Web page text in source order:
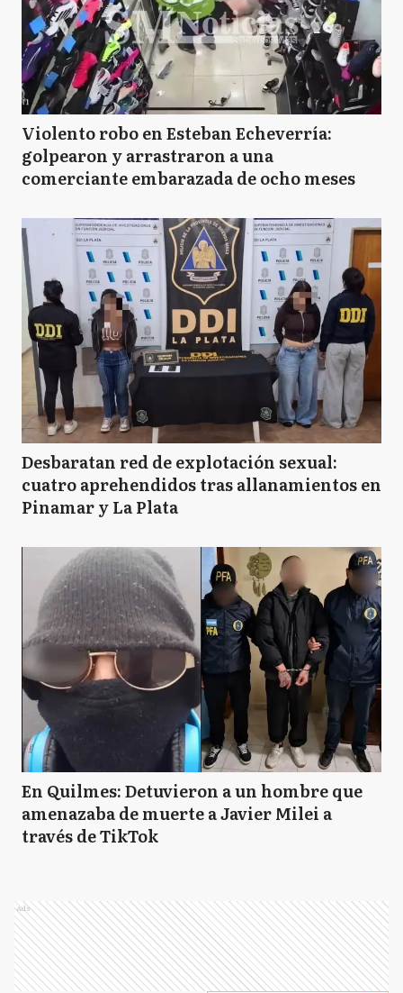
Violento robo en Esteban Echeverría:
golpearon y arrastraron a una
comerciante embarazada de ocho meses
Desbaratan red de explotación sexual:
cuatro aprehendidos tras allanamientos en
Pinamar y La Plata
En Quilmes: Detuvieron a un hombre que
amenazaba de muerte a Javier Milei a
través de TikTok
Ads